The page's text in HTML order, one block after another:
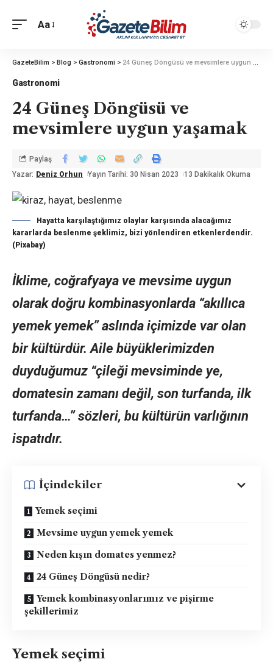
Aa
GazeteBilim > Blog > Gastronomi > 24 Güneş Döngüsü ve mevsimlere uygun yaşamak
Gastronomi
24 Güneş Döngüsü ve
mevsimlere uygun yaşamak
Yazar: Deniz Orhun Yayın Tarihi: 30 Nisan 2023 13 Dakikalık Okuma
Paylaş
Hayatta karşılaştığımız olaylar karşısında alacağımız
kararlarda beslenme şeklimiz, bizi yönlendiren etkenlerdendir.
(Pixabay)
İklime, coğrafyaya ve mevsime uygun
olarak doğru kombinasyonlarda “akıllıca
yemek yemek” aslında içimizde var olan
bir kültürdür. Aile büyüklerimizden
duyduğumuz “çileği mevsiminde ye,
domatesin zamanı değil, son turfanda, ilk
turfanda…” sözleri, bu kültürün varlığının
ispatıdır.
İçindekiler
Yemek seçimi
Mevsime uygun yemek yemek
Neden kışın domates yenmez?
24 Güneş Döngüsü nedir?
Yemek kombinasyonlarımız ve pişirme
şekillerimiz
Yemek seçimi